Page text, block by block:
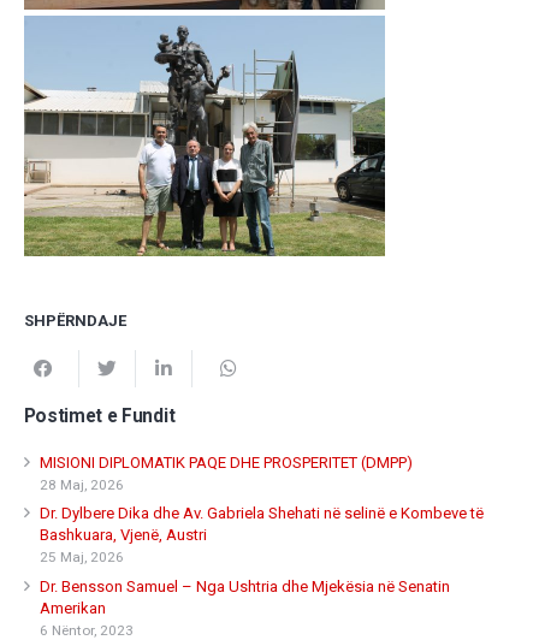
SHPËRNDAJE
Postimet e Fundit
MISIONI DIPLOMATIK PAQE DHE PROSPERITET (DMPP)
28 Maj, 2026
Dr. Dylbere Dika dhe Av. Gabriela Shehati në selinë e Kombeve të
Bashkuara, Vjenë, Austri
25 Maj, 2026
Dr. Bensson Samuel – Nga Ushtria dhe Mjekësia në Senatin
Amerikan
6 Nëntor, 2023